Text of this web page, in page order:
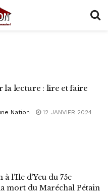
la lecture : lire et faire
Nation
12 JANVIER 2024
l’Ile d’Yeu du 75e
mort du Maréchal Pétain